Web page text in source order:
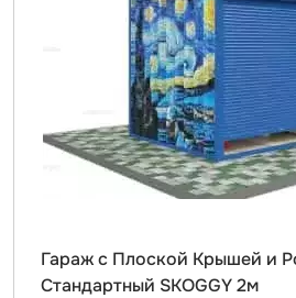
Гараж с Плоской Крышей и
Стандартный SKOGGY 2м